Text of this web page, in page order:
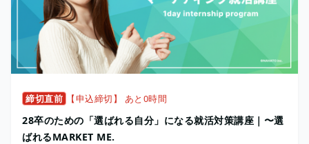
締切直前 【申込締切】 あと0時間
28卒のための「選ばれる自分」になる就活対策講座｜〜選
ばれるMARKET ME.